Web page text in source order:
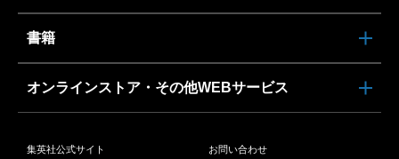
書籍
オンラインストア・その他WEBサービス
集英社公式サイト お問い合わせ